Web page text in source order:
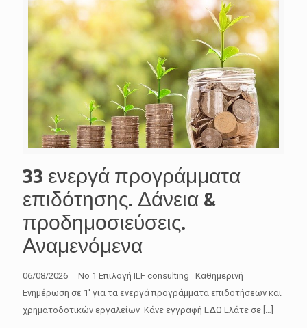
33 ενεργά προγράμματα
επιδότησης. Δάνεια &
προδημοσιεύσεις.
Αναμενόμενα
06/08/2026 No 1 Επιλογή ILF consulting Καθημερινή
Ενημέρωση σε 1′ για τα ενεργά προγράμματα επιδοτήσεων και
χρηματοδοτικών εργαλείων Κάνε εγγραφή ΕΔΩ Ελάτε σε